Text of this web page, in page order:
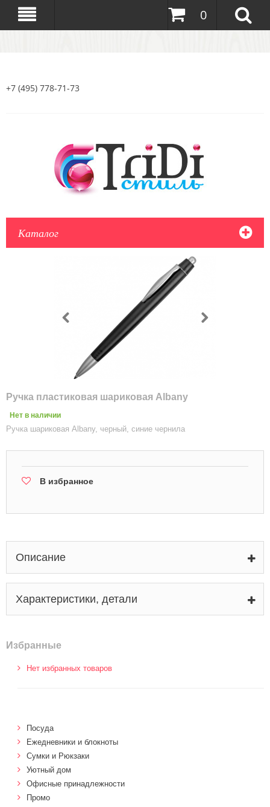
0
+7 (495) 778-71-73
Каталог
Ручка пластиковая шариковая Albany
Нет в наличии
Ручка шариковая Albany, черный, синие чернила
В избранное
Описание
Характеристики, детали
Избранные
Нет избранных товаров
Посуда
Ежедневники и блокноты
Сумки и Рюкзаки
Уютный дом
Офисные принадлежности
Промо